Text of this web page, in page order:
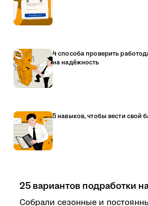
4 способа проверить
на надёжность
5 навыков, чтобы вести свой
25 вариантов подработки
Собрали сезонные и